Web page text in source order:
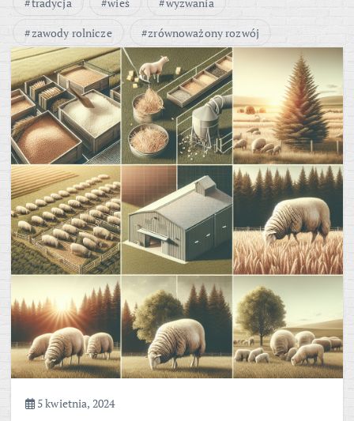
zawody rolnicze
zrównoważony rozwój
5 kwietnia, 2024